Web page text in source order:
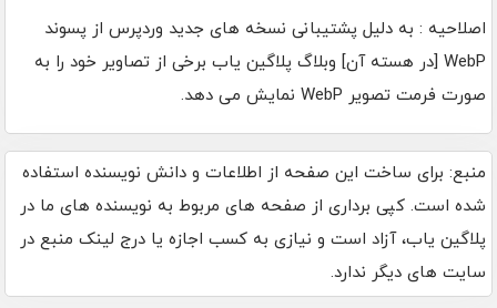
اصلاحیه : به دلیل پشتیبانی نسخه های جدید وردپرس از پسوند
WebP [در هسته آن] وبلاگ پلاگین یاب برخی از تصاویر خود را به
صورت فرمت تصویر WebP نمایش می دهد.
منبع: برای ساخت این صفحه از اطلاعات و دانش نویسنده استفاده
شده است. کپی برداری از صفحه های مربوط به نویسنده های ما در
پلاگین یاب، آزاد است و نیازی به کسب اجازه یا درج لینک منبع در
سایت های دیگر ندارد.